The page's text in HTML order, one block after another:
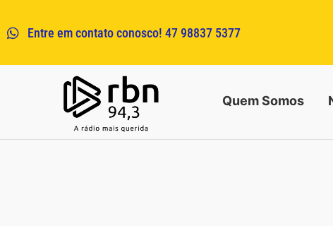
Entre em contato conosco! 47 98837 5377
Quem Somos